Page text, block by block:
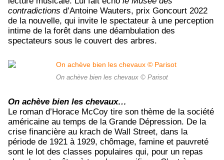
contradictions d’Antoine Wauters, prix Goncourt 2022
de la nouvelle, qui invite le spectateur à une perception
intime de la forêt dans une déambulation des
spectateurs sous le couvert des arbres.
On achève bien les chevaux © Parisot
On achève bien les chevaux…
Le roman d’Horace McCoy tire son thème de la société
américaine au temps de la Grande Dépression. De la
crise financière au krach de Wall Street, dans la
période de 1921 à 1929, chômage, famine et pauvreté
sont le lot des classes populaires qui, pour un repas